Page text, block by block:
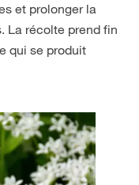
et prolonger la
La récolte prend fin
qui se produit